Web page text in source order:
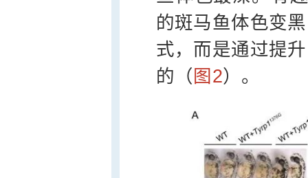
的斑马鱼体色变
式，而是通过提
的（ 图2）。